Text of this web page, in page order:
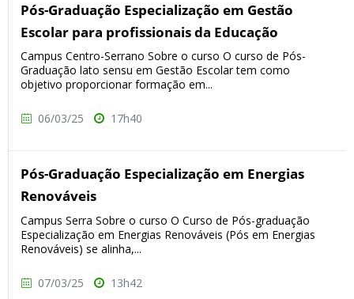
Pós-Graduação Especialização em Gestão
Escolar para profissionais da Educação
Campus Centro-Serrano Sobre o curso O curso de Pós-
Graduação lato sensu em Gestão Escolar tem como
objetivo proporcionar formação em...
06/03/25 17h40
Pós-Graduação Especialização em Energias
Renováveis
Campus Serra Sobre o curso O Curso de Pós-graduação
Especialização em Energias Renováveis (Pós em Energias
Renováveis) se alinha,...
07/03/25 13h42